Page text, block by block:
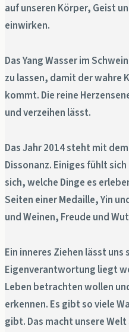
auf unseren Körper, Geist
einwirken.
Das Yang Wasser im
zu lassen, damit der wahre
kommt. Die reine
und verzeihen lässt.
Das Jahr 2014 steht mit
Dissonanz. Einiges fühlt
sich, welche Dinge es
Seiten einer Medaille, Yin
und Weinen, Freude und
Ein inneres Ziehen lässt
Eigenverantwortung liegt
Leben betrachten wollen
erkennen. Es gibt so viele
gibt. Das macht unsere